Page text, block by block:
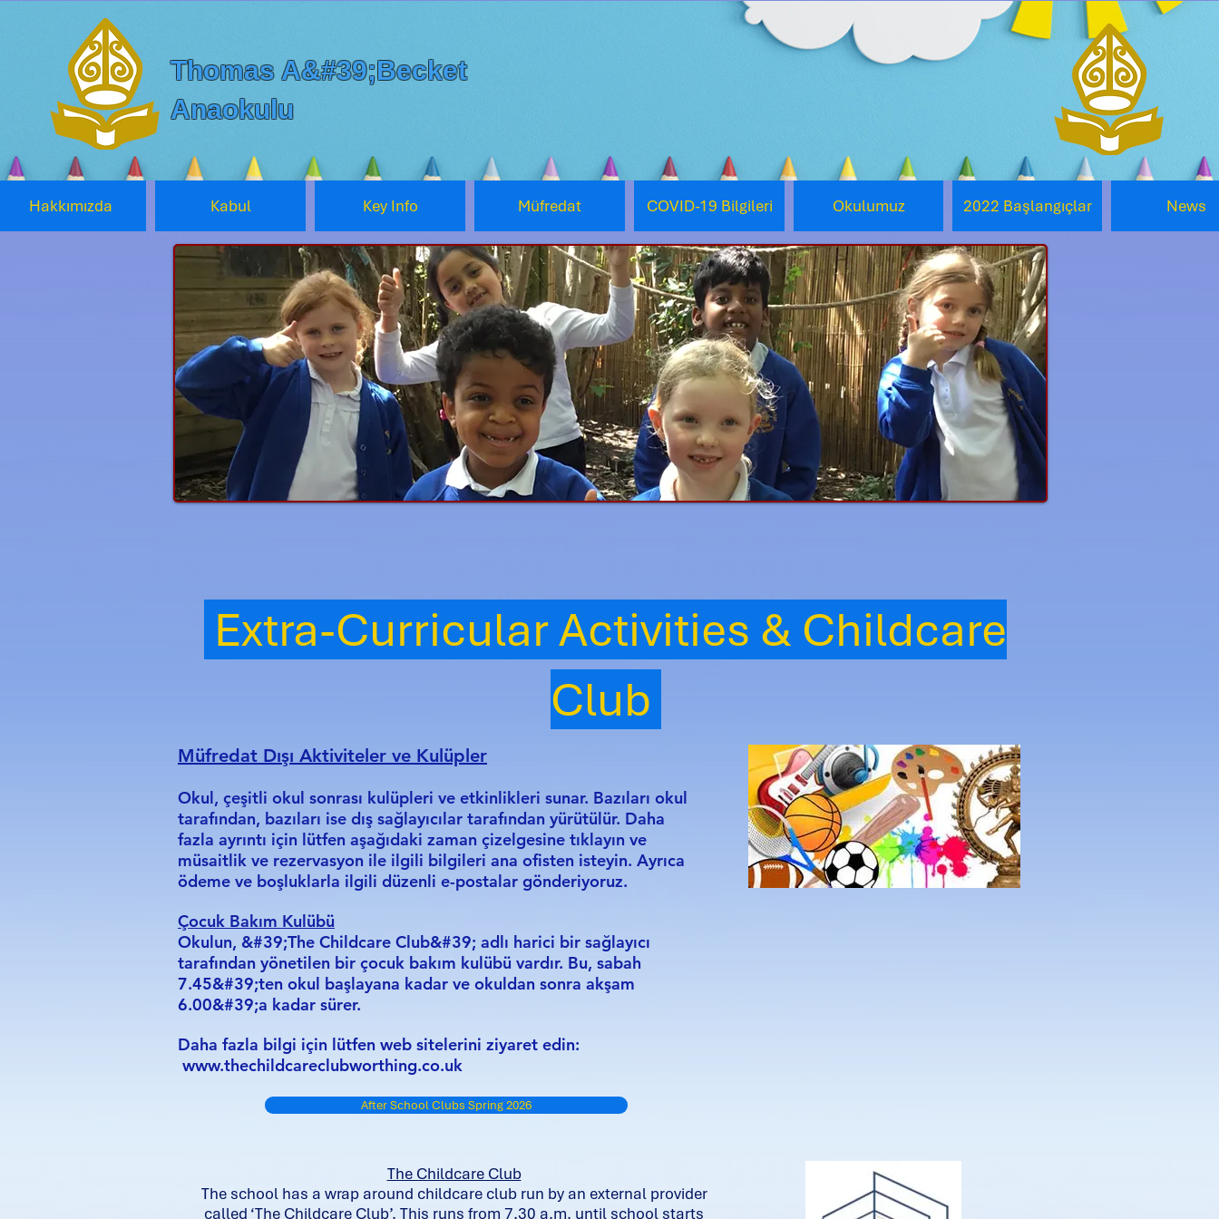
Thomas A&#39;Becket
Anaokulu
Hakkımızda Kabul Key Info Müfredat COVID-19 Bilgileri Okulumuz 2022 Başlangıçlar News
Extra-Curricular Activities & Childcare
Club
Müfredat Dışı Aktiviteler ve Kulüpler
Okul, çeşitli okul sonrası kulüpleri ve etkinlikleri sunar. Bazıları okul
tarafından, bazıları ise dış sağlayıcılar tarafından yürütülür. Daha
fazla ayrıntı için lütfen aşağıdaki zaman çizelgesine tıklayın ve
müsaitlik ve rezervasyon ile ilgili bilgileri ana ofisten isteyin. Ayrıca
ödeme ve boşluklarla ilgili düzenli e-postalar gönderiyoruz.
Çocuk Bakım Kulübü
Okulun, &#39;The Childcare Club&#39; adlı harici bir sağlayıcı
tarafından yönetilen bir çocuk bakım kulübü vardır. Bu, sabah
7.45&#39;ten okul başlayana kadar ve okuldan sonra akşam
6.00&#39;a kadar sürer.
Daha fazla bilgi için lütfen web sitelerini ziyaret edin:
www.thechildcareclubworthing.co.uk
After School Clubs Spring 2026
The Childcare Club
The school has a wrap around childcare club run by an external provider
called ‘The Childcare Club’. This runs from 7.30 a.m. until school starts